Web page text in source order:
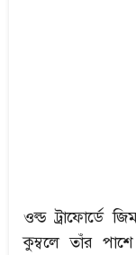
ওল্ড ট্রাফোর্ডে
কুম্বলে তাঁর